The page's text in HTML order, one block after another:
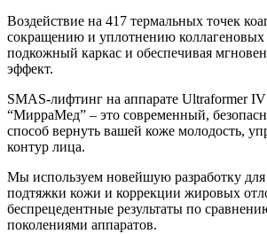
Воздействие на 417 термальных точек
сокращению и уплотнению
подкожный каркас и обеспечивая
эффект.
SMAS-лифтинг на аппарате Ultraformer
“МирраМед” – это современный,
способ вернуть вашей коже молодость,
контур лица.
Мы используем новейшую разработку для
подтяжки кожи и коррекции жировых
беспрецедентные результаты по
поколениями аппаратов.